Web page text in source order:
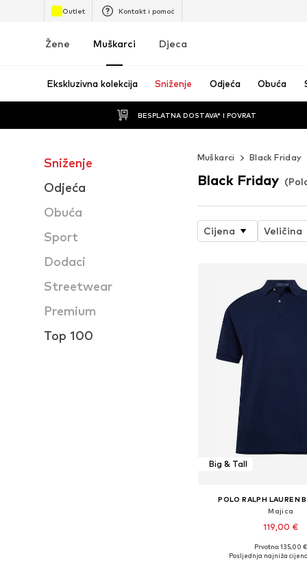
Outlet Kontakt i pomoć
Žene Muškarci Djeca
Ekskluzivna kolekcija Sniženje Odjeća Obuća
BESPLATNA DOSTAVA* I POVRAT
Sniženje
Odjeća
Obuća
Sport
Dodaci
Streetwear
Premium
Top 100
Muškarci Black Friday
Black Friday
Cijena Veličina
Big & Tall
POLO RALPH LAUREN
Majica
119,00 €
Dostupno u više
Prvotno: 135,00 €
Posljednja najniža